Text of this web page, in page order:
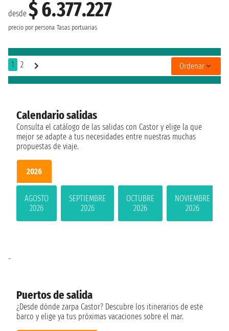
desde $ 6.377.227
precio por persona Tasas portuarias
1 2 Ordenar
Calendario salidas
Consulta el catálogo de las salidas con Castor y elige la que
mejor se adapte a tus necesidades entre nuestras muchas
propuestas de viaje.
2026
AGOSTO
2026
SEPTIEMBRE
2026
OCTUBRE
2026
NOVIEMBRE
2026
Puertos de salida
¿Desde dónde zarpa Castor? Descubre los itinerarios de este
barco y elige ya tus próximas vacaciones sobre el mar.
-